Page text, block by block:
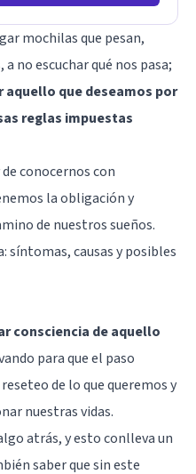
mochilas que pesan,
no escuchar qué nos pasa;
que deseamos por
reglas impuestas
conocernos con
la obligación y
de nuestros sueños.
síntomas, causas y posibles
consciencia de aquello
para que el paso
de lo que queremos y
nuestras vidas.
atrás, y esto conlleva un
saber que sin este